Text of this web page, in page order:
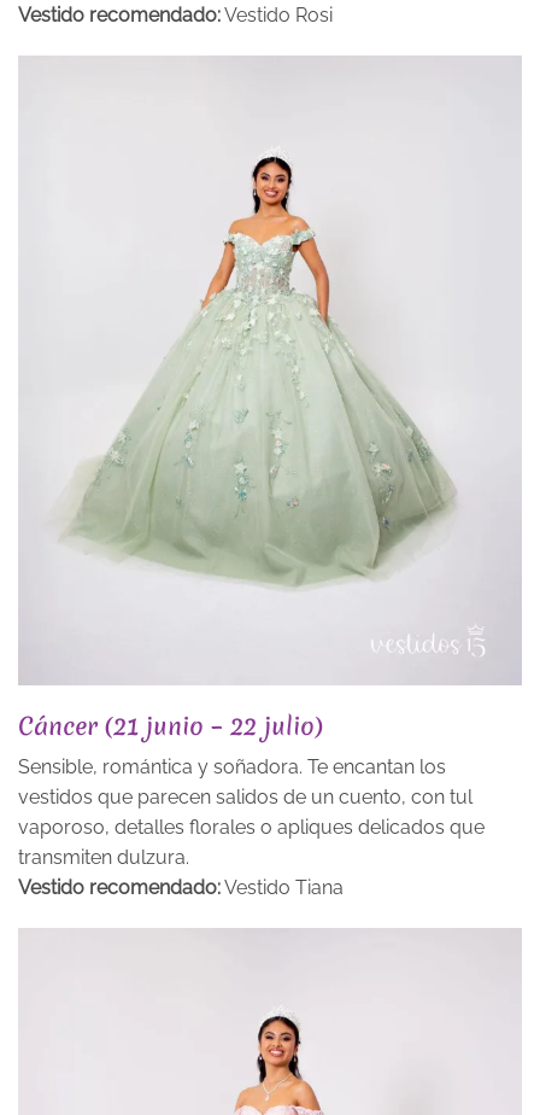
Vestido recomendado:Vestido Rosi
Cáncer (21 junio – 22 julio)
Sensible, romántica y soñadora. Te encantan los
vestidos que parecen salidos de un cuento, con tul
vaporoso, detalles florales o apliques delicados que
transmiten dulzura.
Vestido recomendado:Vestido Tiana